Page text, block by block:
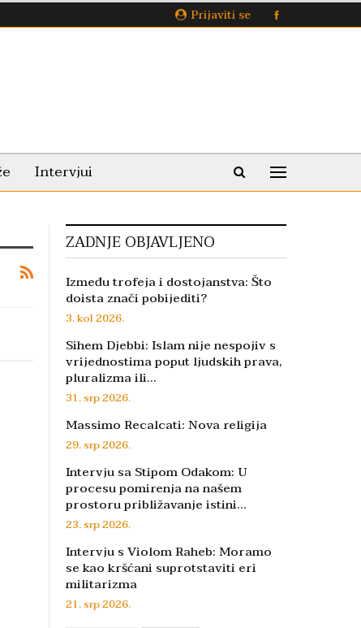
Prijaviti se
Intervjui
ZADNJE OBJAVLJENO
Između trofeja i dostojanstva: Što
doista znači pobijediti?
3. kol 2026.
Sihem Djebbi: Islam nije nespojiv s
vrijednostima poput ljudskih prava,
pluralizma ili…
31. srp 2026.
Massimo Recalcati: Nova religija
29. srp 2026.
Intervju sa Stipom Odakom: U
procesu pomirenja na našem
prostoru približavanje istini…
23. srp 2026.
Intervju s Violom Raheb: Moramo
se kao kršćani suprotstaviti eri
militarizma
21. srp 2026.